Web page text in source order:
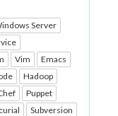
Server
Vim
Emacs
Hadoop
Puppet
Subversion